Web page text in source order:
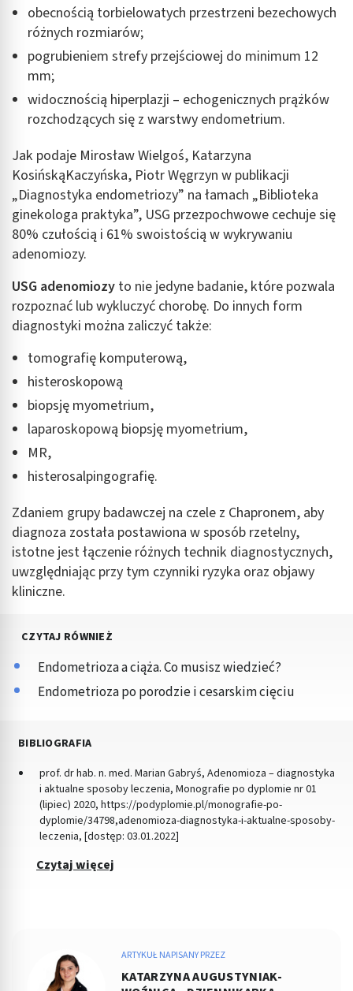
obecnością torbielowatych przestrzeni bezechowych
różnych rozmiarów;
pogrubieniem strefy przejściowej do minimum 12
mm;
widocznością hiperplazji – echogenicznych prążków
rozchodzących się z warstwy endometrium.
Jak podaje Mirosław Wielgoś, Katarzyna
Kosińska−Kaczyńska, Piotr Węgrzyn w publikacji
„Diagnostyka endometriozy” na łamach „Biblioteka
ginekologa praktyka”, USG przezpochwowe cechuje się
80% czułością i 61% swoistością w wykrywaniu
adenomiozy.
USG adenomiozy to nie jedyne badanie, które pozwala
rozpoznać lub wykluczyć chorobę. Do innych form
diagnostyki można zaliczyć także:
tomografię komputerową,
histeroskopową
biopsję myometrium,
laparoskopową biopsję myometrium,
MR,
histerosalpingografię.
Zdaniem grupy badawczej na czele z Chapronem, aby
diagnoza została postawiona w sposób rzetelny,
istotne jest łączenie różnych technik diagnostycznych,
uwzględniając przy tym czynniki ryzyka oraz objawy
kliniczne.
CZYTAJ RÓWNIEŻ
Endometrioza a ciąża. Co musisz wiedzieć?
Endometrioza po porodzie i cesarskim cięciu
BIBLIOGRAFIA
prof. dr hab. n. med. Marian Gabryś, Adenomioza – diagnostyka
i aktualne sposoby leczenia, Monografie po dyplomie nr 01
(lipiec) 2020, https://podyplomie.pl/monografie-po-
dyplomie/34798,adenomioza-diagnostyka-i-aktualne-sposoby-
leczenia, [dostęp: 03.01.2022]
Czytaj więcej
ARTYKUŁ NAPISANY PRZEZ
KATARZYNA AUGUSTYNIAK-